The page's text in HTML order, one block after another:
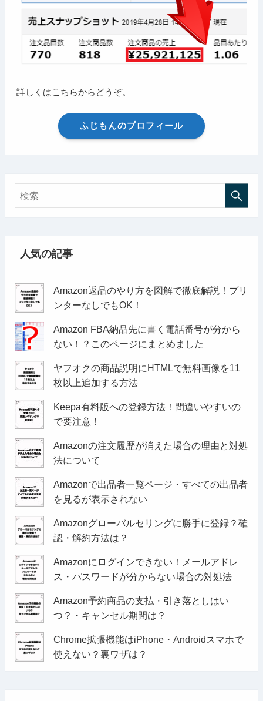
詳しくはこちらからどうぞ。
ふじもんのプロフィール
人気の記事
Amazon返品のやり方を図解で徹底解説！プリ
ンターなしでもOK！
Amazon FBA納品先に書く電話番号が分から
ない！？このページにまとめました
ヤフオクの商品説明にHTMLで無料画像を11
枚以上追加する方法
Keepa有料版への登録方法！間違いやすいの
で要注意！
Amazonの注文履歴が消えた場合の理由と対処
法について
Amazonで出品者一覧ページ・すべての出品者
を見るが表示されない
Amazonグローバルセリングに勝手に登録？確
認・解約方法は？
Amazonにログインできない！メールアドレ
ス・パスワードが分からない場合の対処法
Amazon予約商品の支払・引き落としはい
つ？・キャンセル期間は？
Chrome拡張機能はiPhone・Androidスマホで
使えない？裏ワザは？